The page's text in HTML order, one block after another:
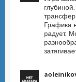
Графика
радует.